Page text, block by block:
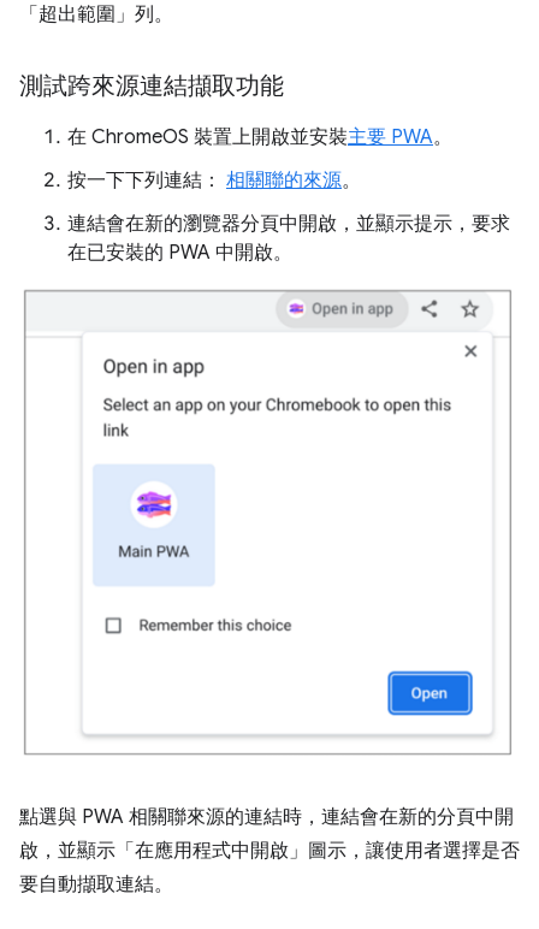
「超出範圍」列。
測試跨來源連結擷取功能
在 ChromeOS 裝置上開啟並安裝主要 PWA。
按一下下列連結： 相關聯的來源。
連結會在新的瀏覽器分頁中開啟，並顯示提示，要求
在已安裝的 PWA 中開啟。
點選與 PWA 相關聯來源的連結時，連結會在新的分頁中開
啟，並顯示「在應用程式中開啟」圖示，讓使用者選擇是否
要自動擷取連結。